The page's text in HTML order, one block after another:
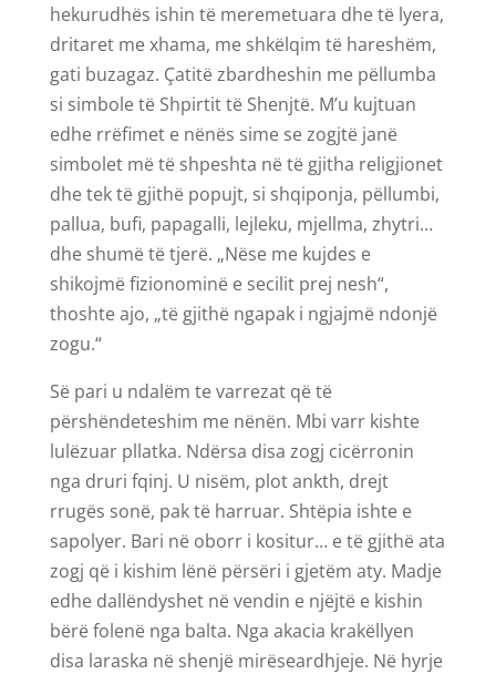
hekurudhës ishin të meremetuara dhe të lyera,
dritaret me xhama, me shkëlqim të hareshëm,
gati buzagaz. Çatitë zbardheshin me pëllumba
si simbole të Shpirtit të Shenjtë. M’u kujtuan
edhe rrëfimet e nënës sime se zogjtë janë
simbolet më të shpeshta në të gjitha religjionet
dhe tek të gjithë popujt, si shqiponja, pëllumbi,
pallua, bufi, papagalli, lejleku, mjellma, zhytri…
dhe shumë të tjerë. „Nëse me kujdes e
shikojmë fizionominë e secilit prej nesh“,
thoshte ajo, „të gjithë ngapak i ngjajmë ndonjë
zogu.“
Së pari u ndalëm te varrezat që të
përshëndeteshim me nënën. Mbi varr kishte
lulëzuar pllatka. Ndërsa disa zogj cicërronin
nga druri fqinj. U nisëm, plot ankth, drejt
rrugës sonë, pak të harruar. Shtëpia ishte e
sapolyer. Bari në oborr i kositur… e të gjithë ata
zogj që i kishim lënë përsëri i gjetëm aty. Madje
edhe dallëndyshet në vendin e njëjtë e kishin
bërë folenë nga balta. Nga akacia krakëllyen
disa laraska në shenjë mirëseardhjeje. Në hyrje